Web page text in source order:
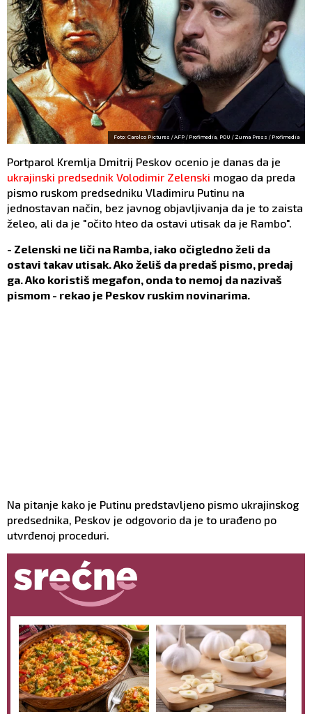
Foto: Carolco Pictures / AFP / Profimedia, POU / Zuma Press / Profimedia
Portparol Kremlja Dmitrij Peskov ocenio je danas da je
ukrajinski predsednik Volodimir Zelenski mogao da preda
pismo ruskom predsedniku Vladimiru Putinu na
jednostavan način, bez javnog objavljivanja da je to zaista
želeo, ali da je "očito hteo da ostavi utisak da je Rambo".
- Zelenski ne liči na Ramba, iako očigledno želi da
ostavi takav utisak. Ako želiš da predaš pismo, predaj
ga. Ako koristiš megafon, onda to nemoj da nazivaš
pismom - rekao je Peskov ruskim novinarima.
Na pitanje kako je Putinu predstavljeno pismo ukrajinskog
predsednika, Peskov je odgovorio da je to urađeno po
utvrđenoj proceduri.